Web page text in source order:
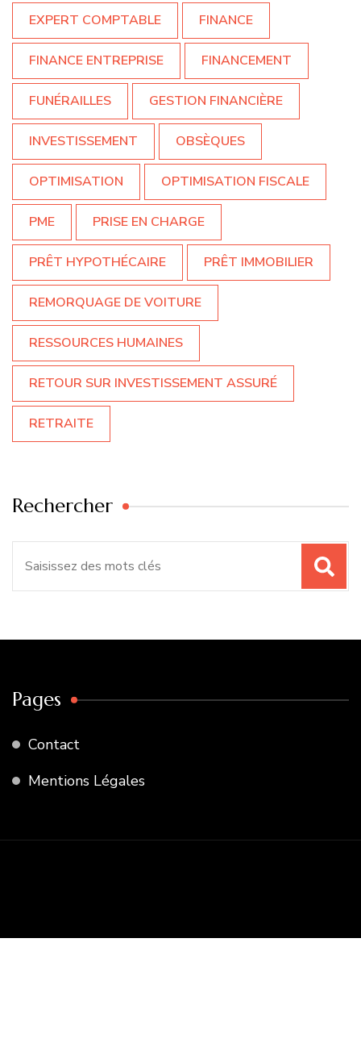
EXPERT COMPTABLE FINANCE
FINANCE ENTREPRISE FINANCEMENT
FUNÉRAILLES GESTION FINANCIÈRE
INVESTISSEMENT OBSÈQUES
OPTIMISATION OPTIMISATION FISCALE
PME PRISE EN CHARGE
PRÊT HYPOTHÉCAIRE PRÊT IMMOBILIER
REMORQUAGE DE VOITURE
RESSOURCES HUMAINES
RETOUR SUR INVESTISSEMENT ASSURÉ
RETRAITE
Rechercher
Pages
Contact
Mentions Légales